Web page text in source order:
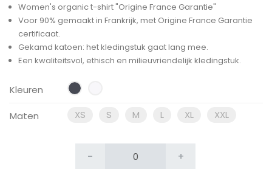
Women's organic t-shirt "Origine France Garantie"
Voor 90% gemaakt in Frankrijk, met Origine France Garantie
certificaat.
Gekamd katoen: het kledingstuk gaat lang mee.
Een kwaliteitsvol, ethisch en milieuvriendelijk kledingstuk.
Kleuren
Maten XS S M L XL XXL
- +